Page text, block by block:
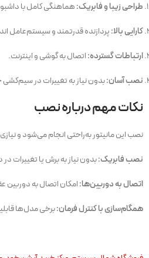
طراحی زیبا و فابریک:هماهنگی کامل با
کارایی بالا:پردازنده قدرتمند و سیستم‌عامل
ارتباطات گسترده:اتصال به گوشی و اینترنت.
نصب آسان:بدون نیاز به تغییرات در
نکات مهم درباره نصب
نصب این مانیتور به‌راحتی انجام می‌شود و
نصب فابریک:بدون نیاز به برش یا تغییرات در
اتصال به دوربین‌ها:امکان اتصال به دوربین
همگام‌سازی با کنترل فرمان:برخی مدل‌ها